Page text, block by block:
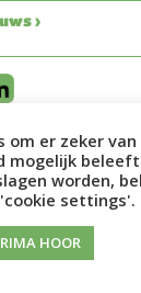
›
om er zeker
mogelijk
worden,
settings'.
HOOR